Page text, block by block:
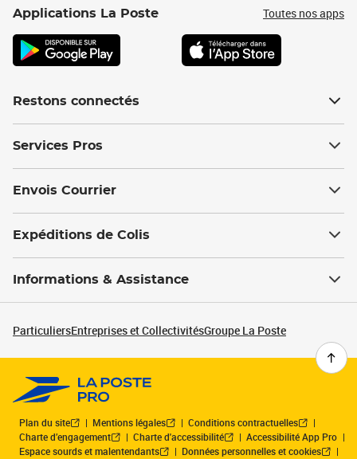
Applications La Poste Toutes nos apps
Restons connectés
Services Pros
Envois Courrier
Expéditions de Colis
Informations & Assistance
ParticuliersEntreprises et CollectivitésGroupe La Poste
Plan du site Mentions légales
Conditions contractuelles
Charte d’engagement
Charte d'accessibilité
Accessibilité App Pro
Espace sourds et malentendants
Données personnelles et cookies